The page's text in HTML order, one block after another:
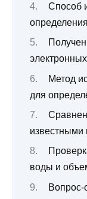
Способ
Метод
для
известными
воды и
Вопрос-